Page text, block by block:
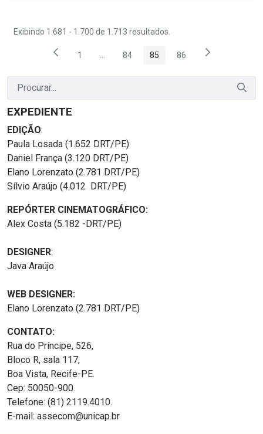
Exibindo 1.681 - 1.700 de 1.713 resultados.
Página
1 Páginas intermediárias Usar ABA para
Página
84 Página
85 Página
86
EXPEDIENTE
EDIÇÃO:
Paula Losada (1.652 DRT/PE)
Daniel França (3.120 DRT/PE)
Elano Lorenzato (2.781 DRT/PE)
Sílvio Araújo (4.012 DRT/PE)
REPÓRTER CINEMATOGRÁFICO:
Alex Costa (5.182 -DRT/PE)
DESIGNER:
Java Araújo
WEB DESIGNER:
Elano Lorenzato (2.781 DRT/PE)
CONTATO:
Rua do Príncipe, 526,
Bloco R, sala 117,
Boa Vista, Recife-PE.
Cep: 50050-900.
Telefone: (81) 2119.4010.
E-mail: assecom@unicap.br